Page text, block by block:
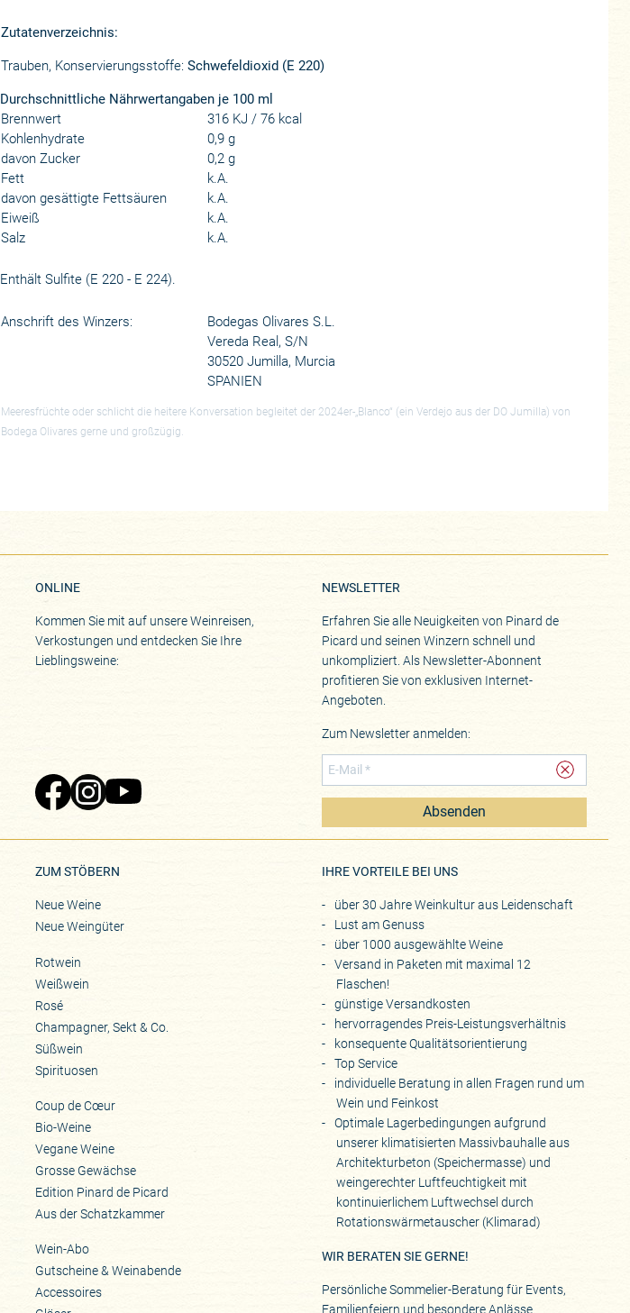
Zutatenverzeichnis:
Trauben, Konservierungsstoffe:Schwefeldioxid (E 220)
Durchschnittliche Nährwertangaben je 100 ml
Brennwert
316 KJ / 76 kcal
Kohlenhydrate
0,9 g
davon Zucker
0,2 g
Fett
k.A.
davon gesättigte Fettsäuren
k.A.
Eiweiß
k.A.
Salz
k.A.
Enthält Sulfite (E 220 - E 224).
Anschrift des Winzers:
Bodegas Olivares S.L.
Vereda Real, S/N
30520 Jumilla, Murcia
SPANIEN
Meeresfrüchte oder schlicht die heitere Konversation begleitet der 2024er-„Blanco“ (ein Verdejo aus der DO Jumilla) von
Bodega Olivares gerne und großzügig.
ONLINE
Kommen Sie mit auf unsere Weinreisen,
Verkostungen und entdecken Sie Ihre
Lieblingsweine:
NEWSLETTER
Erfahren Sie alle Neuigkeiten von Pinard de
Picard und seinen Winzern schnell und
unkompliziert. Als Newsletter-Abonnent
profitieren Sie von exklusiven Internet-
Angeboten.
Zum Newsletter anmelden:
Absenden
ZUM STÖBERN
Neue Weine
Neue Weingüter
Rotwein
Weißwein
Rosé
Champagner, Sekt & Co.
Süßwein
Spirituosen
Coup de Cœur
Bio-Weine
Vegane Weine
Grosse Gewächse
Edition Pinard de Picard
Aus der Schatzkammer
Wein-Abo
Gutscheine & Weinabende
Accessoires
IHRE VORTEILE BEI UNS
über 30 Jahre Weinkultur aus Leidenschaft
Lust am Genuss
über 1000 ausgewählte Weine
Versand in Paketen mit maximal 12
Flaschen!
günstige Versandkosten
hervorragendes Preis-Leistungsverhältnis
konsequente Qualitätsorientierung
Top Service
individuelle Beratung in allen Fragen rund um
Wein und Feinkost
Optimale Lagerbedingungen aufgrund
unserer klimatisierten Massivbauhalle aus
Architekturbeton (Speichermasse) und
weingerechter Luftfeuchtigkeit mit
kontinuierlichem Luftwechsel durch
Rotationswärmetauscher (Klimarad)
WIR BERATEN SIE GERNE!
Persönliche Sommelier-Beratung für Events,
Familienfeiern und besondere Anlässe.